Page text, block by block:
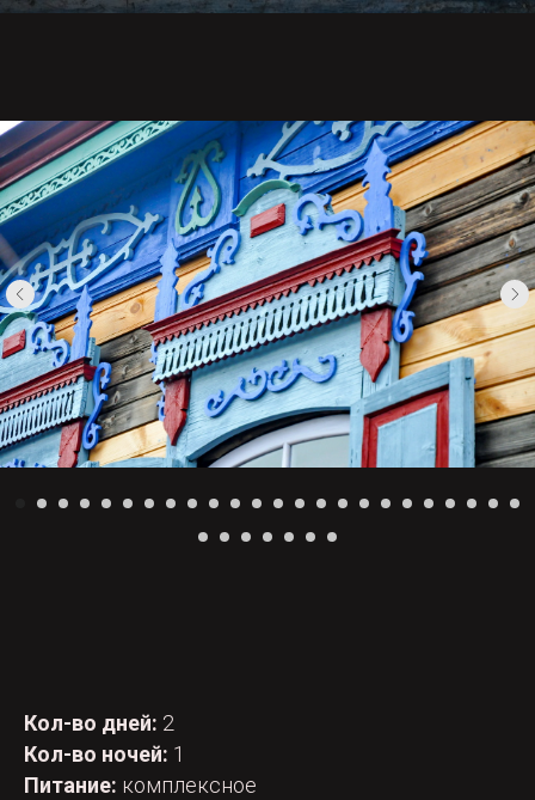
Кол-во дней: 2
Кол-во ночей: 1
Питание: комплексное